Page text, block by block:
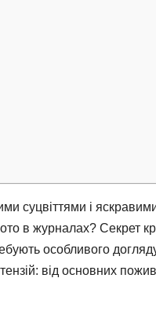
суцвіттями і
в журналах? Секрет
особливого догляду
від основних